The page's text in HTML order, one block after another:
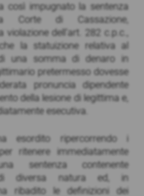
così impugnato la sentenza
Corte di Cassazione,
violazione dell’art. 282 c.p.c.,
la statuizione relativa al
una somma di denaro in
pretermesso dovesse
pronuncia dipendente
della lesione di legittima e,
esecutiva.
esordito ripercorrendo i
ritenere immediatamente
sentenza contenente
diversa natura ed, in
ribadito le definizioni dei